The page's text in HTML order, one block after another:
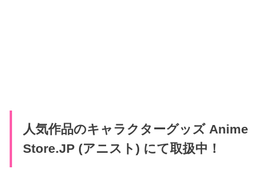
人気作品のキャラクターグッズ Anime
Store.JP (アニスト) にて取扱中！